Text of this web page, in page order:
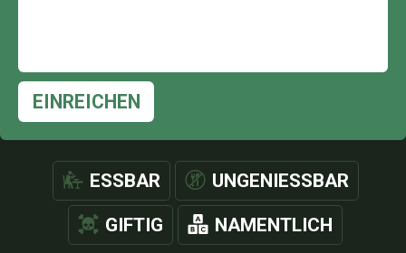
EINREICHEN
ESSBAR UNGENIESSBAR
GIFTIG NAMENTLICH